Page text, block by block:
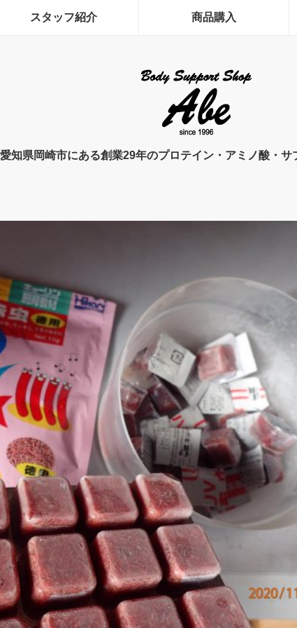
スタッフ紹介 商品購入
愛知県岡崎市にある創業29年のプロテイン・アミノ酸・サ